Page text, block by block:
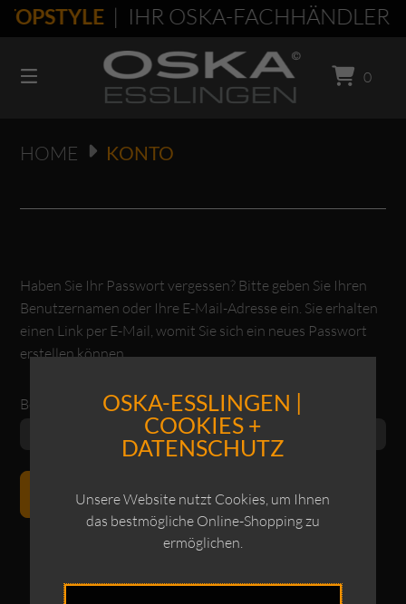
Springen
Inhalt
| IHR OSKA-
0
HOME KONTO
Haben Sie Ihr Passwort vergessen? Bitte geben Sie Ihren
Benutzernamen oder Ihre E-Mail-Adresse ein. Sie erhalten
einen Link per E-Mail, womit Sie sich ein neues Passwort
erstellen können.
Benutzername oder E-Mail-Adresse *Erforderlich
PASSWORT ZURÜCKSETZEN
OSKA-ESSLINGEN |
COOKIES +
DATENSCHUTZ
Unsere Website nutzt Cookies, um Ihnen
das bestmögliche Online-Shopping zu
ermöglichen.